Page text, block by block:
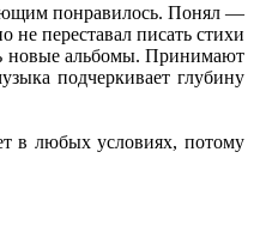
понравилось. Понял —
не переставал писать стихи
новые альбомы. Принимают
подчеркивает глубину
в любых условиях, потому